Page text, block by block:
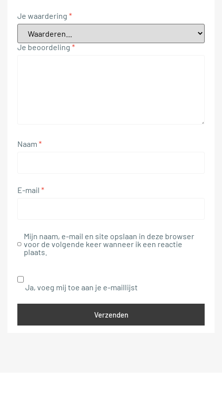
Je waardering *
Je beoordeling *
Naam *
E-mail *
Mijn naam, e-mail en site opslaan in deze browser
voor de volgende keer wanneer ik een reactie
plaats.
Ja, voeg mij toe aan je e-maillijst